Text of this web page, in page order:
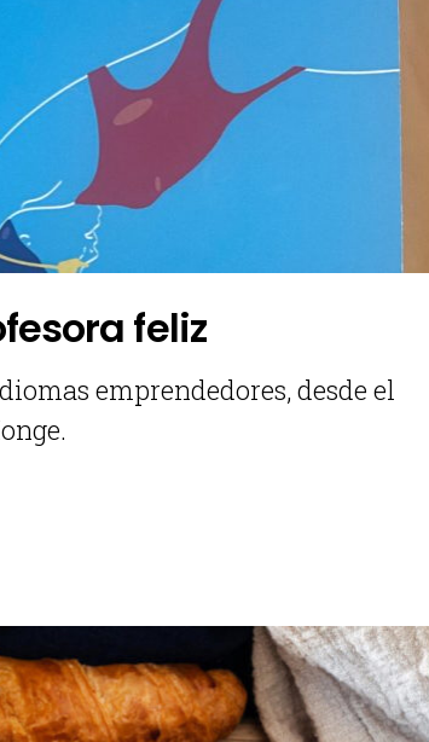
feliz
emprendedores, desde el